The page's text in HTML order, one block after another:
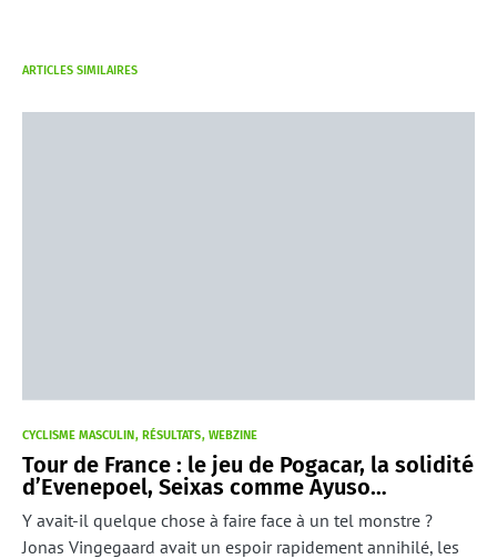
ARTICLES SIMILAIRES
CYCLISME MASCULIN RÉSULTATS WEBZINE
Tour de France : le jeu de Pogacar, la solidité
d’Evenepoel, Seixas comme Ayuso…
Y avait-il quelque chose à faire face à un tel monstre ?
Jonas Vingegaard avait un espoir rapidement annihilé, les